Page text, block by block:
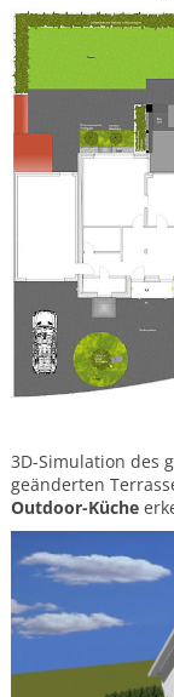
Gräser
für
den
Schatten
Exotische
Pflanzen
Bambus
Verwendung
Hecken
und
Medien
3D-Simulation des
geänderten
Outdoor-Küche